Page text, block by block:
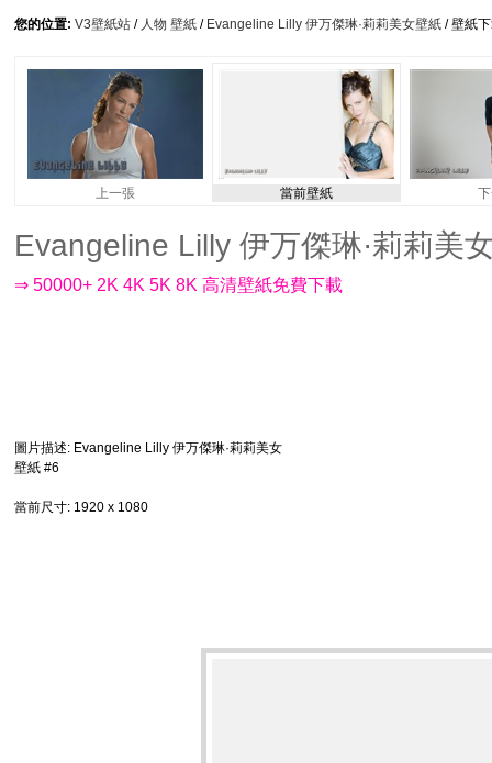
您的位置: V3壁紙站 / 人物 壁紙 / Evangeline Lilly 伊万傑琳·莉莉美女壁紙 / 壁紙
上一張 當前壁紙
Evangeline Lilly 伊万傑琳·莉莉美
⇒ 50000+ 2K 4K 5K 8K 高清壁紙免費下載
圖片描述: Evangeline Lilly 伊万傑琳·莉莉美女
壁紙 #6
當前尺寸: 1920 x 1080